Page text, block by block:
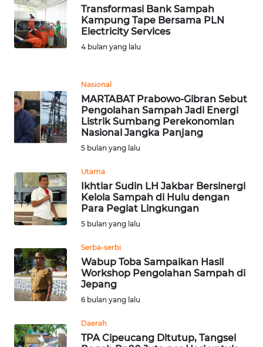
Transformasi Bank Sampah
Kampung Tape Bersama PLN
Electricity Services
4 bulan yang lalu
Nasional
MARTABAT Prabowo-Gibran Sebut
Pengolahan Sampah Jadi Energi
Listrik Sumbang Perekonomian
Nasional Jangka Panjang
5 bulan yang lalu
Utama
Ikhtiar Sudin LH Jakbar Bersinergi
Kelola Sampah di Hulu dengan
Para Pegiat Lingkungan
5 bulan yang lalu
Serba-serbi
Wabup Toba Sampaikan Hasil
Workshop Pengolahan Sampah di
Jepang
6 bulan yang lalu
Daerah
TPA Cipeucang Ditutup, Tangsel
WN
BENGKULU
WN
JATENG
WN
WN
JOGJA
WN
BALI
KALBAR